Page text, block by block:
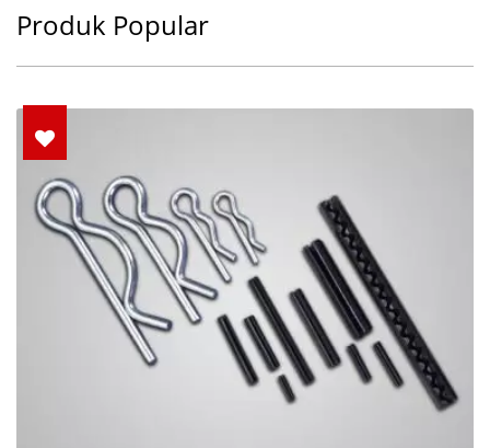
Produk Popular